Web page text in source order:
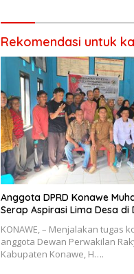
Rekomendasi untuk
Anggota DPRD Konawe
Serap Aspirasi Lima Desa di
KONAWE, – Menjalakan tugas
anggota Dewan Perwakilan
Kabupaten Konawe, H….